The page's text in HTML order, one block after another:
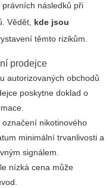
následků při
Vědět, kde jsou
těmto rizikům.
prodejce
autorizovaných obchodů
poskytne doklad o
nikotinového
minimální trvanlivosti a
signálem.
nízká cena může